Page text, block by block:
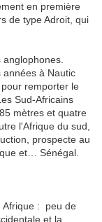
en première
de type Adroit, qui
années à Nautic
remporter le
Sud-Africains
mètres et quatre
l'Afrique du sud,
prospecte au
et… Sénégal.
Afrique : peu de
et la